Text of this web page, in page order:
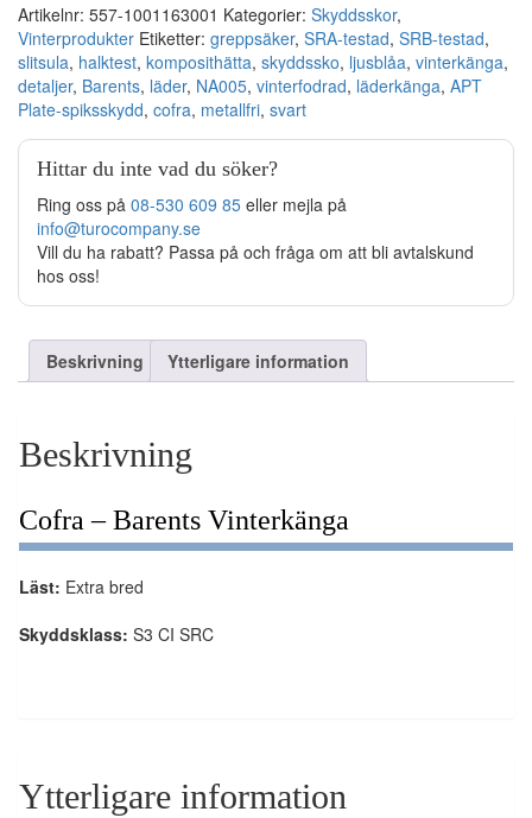
NA005
mängd
Artikelnr: 557-1001163001 Kategorier: Skyddsskor,
Vinterprodukter Etiketter: greppsäker, SRA-testad, SRB-testad,
slitsula, halktest, komposithätta, skyddssko, ljusblåa, vinterkänga,
detaljer, Barents, läder, NA005, vinterfodrad, läderkänga, APT
Plate-spiksskydd, cofra, metallfri, svart
Hittar du inte vad du söker?
Ring oss på 08-530 609 85 eller mejla på
info@turocompany.se
Vill du ha rabatt? Passa på och fråga om att bli avtalskund
hos oss!
Beskrivning Ytterligare information
Beskrivning
Cofra – Barents Vinterkänga
Läst: Extra bred
Skyddsklass: S3 CI SRC
Ytterligare information